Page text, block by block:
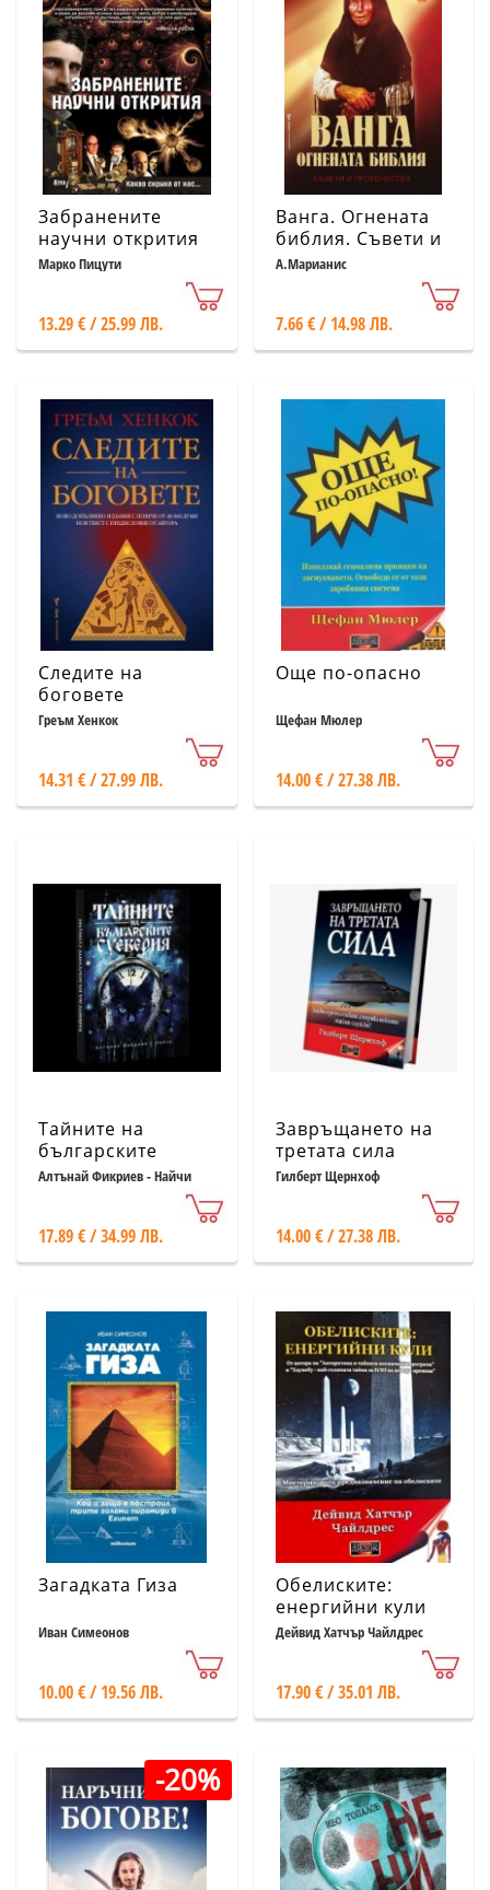
Забранените
научни открития
Марко Пицути
13.29 € / 25.99 ЛВ.
Ванга. Огнената
библия. Съвети и
пророчества
А.Марианис
7.66 € / 14.98 ЛВ.
Следите на
боговете
Греъм Хенкок
14.31 € / 27.99 ЛВ.
Още по-опасно
Щефан Мюлер
14.00 € / 27.38 ЛВ.
Тайните на
българските
суеверия
Алтънай Фикриев - Найчи
17.89 € / 34.99 ЛВ.
Завръщането на
третата сила
Гилберт Щернхоф
14.00 € / 27.38 ЛВ.
Загадката Гиза
Иван Симеонов
10.00 € / 19.56 ЛВ.
Обелиските:
енергийни кули
Дейвид Хатчър Чайлдрес
17.90 € / 35.01 ЛВ.
-20%